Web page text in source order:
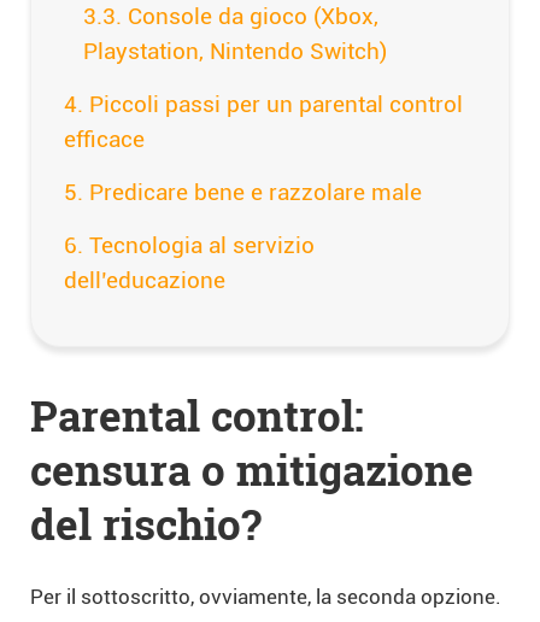
Console da gioco (Xbox,
Playstation, Nintendo Switch)
Piccoli passi per un parental control
efficace
Predicare bene e razzolare male
Tecnologia al servizio
dell’educazione
Parental control:
censura o mitigazione
del rischio?
Per il sottoscritto, ovviamente, la seconda opzione.